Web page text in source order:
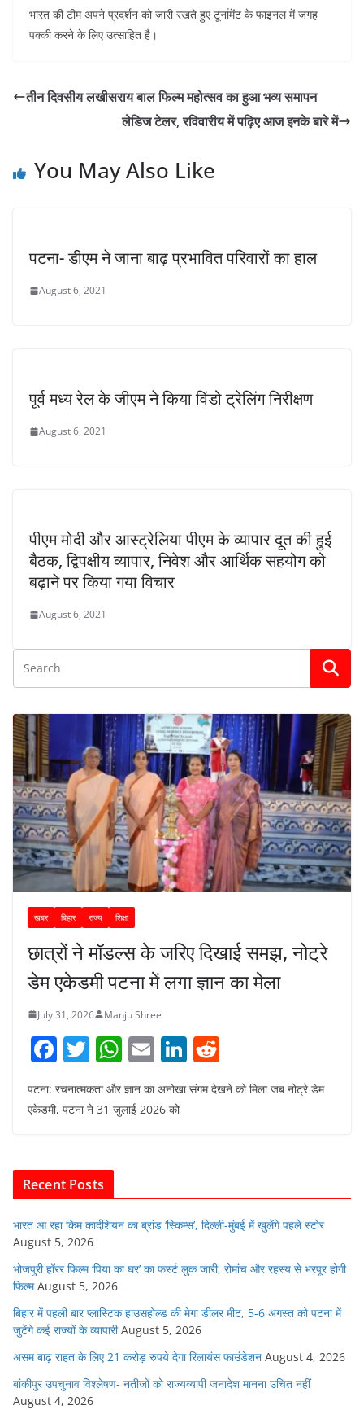
भारत की टीम अपने प्रदर्शन को जारी रखते हुए टूर्नामेंट के फाइनल में जगह
पक्की करने के लिए उत्साहित है।
तीन दिवसीय लखीसराय बाल फिल्म महोत्सव का हुआ भव्य समापन
लेडिज टेलर, रविवारीय में पढ़िए आज इनके बारे में
You May Also Like
पटना- डीएम ने जाना बाढ़ प्रभावित परिवारों का हाल
August 6, 2021
पूर्व मध्य रेल के जीएम ने किया विंडो ट्रेलिंग निरीक्षण
August 6, 2021
पीएम मोदी और आस्ट्रेलिया पीएम के व्यापार दूत की हुई
बैठक, द्विपक्षीय व्यापार, निवेश और आर्थिक सहयोग को
बढ़ाने पर किया गया विचार
August 6, 2021
ख़बर बिहार राज्य शिक्षा
छात्रों ने मॉडल्स के जरिए दिखाई समझ, नोट्रे
डेम एकेडमी पटना में लगा ज्ञान का मेला
July 31, 2026 Manju Shree
F
c
o
o
k
T
itt
W
at
p
E
m
ai
Li
n
k
e
d
पटना: रचनात्मकता और ज्ञान का अनोखा संगम देखने को मिला जब नोट्रे डेम
एकेडमी, पटना ने 31 जुलाई 2026 को
Recent Posts
भारत आ रहा किम कार्दशियन का ब्रांड ‘स्किम्स’, दिल्ली-मुंबई में खुलेंगे पहले स्टोर
August 5, 2026
भोजपुरी हॉरर फिल्म ‘पिया का घर’ का फर्स्ट लुक जारी, रोमांच और रहस्य से भरपूर होगी
फिल्म August 5, 2026
बिहार में पहली बार प्लास्टिक हाउसहोल्ड की मेगा डीलर मीट, 5-6 अगस्त को पटना में
जुटेंगे कई राज्यों के व्यापारी August 5, 2026
असम बाढ़ राहत के लिए 21 करोड़ रुपये देगा रिलायंस फाउंडेशन August 4, 2026
बांकीपुर उपचुनाव विश्लेषण- नतीजों को राज्यव्यापी जनादेश मानना उचित नहीं
August 4, 2026